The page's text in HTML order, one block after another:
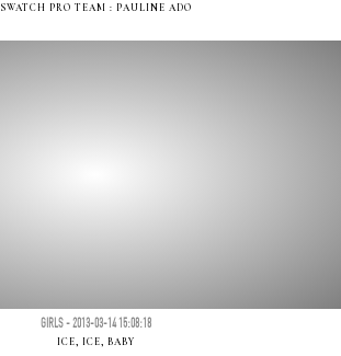
SWATCH PRO TEAM : PAULINE ADO
GIRLS - 2013-03-14 15:08:18
ICE, ICE, BABY